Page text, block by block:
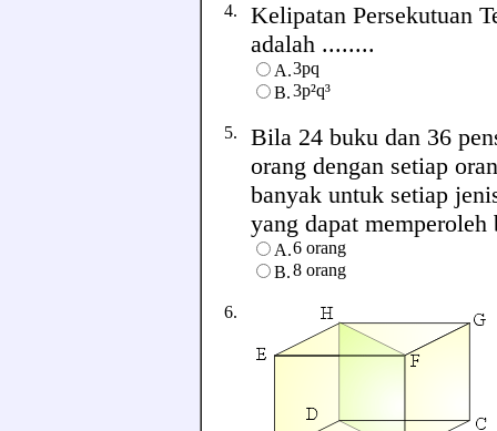
4. Kelipatan Persekutuan
adalah ........
A.3pq
B.3p²q³
5. Bila 24 buku dan 36
orang dengan setiap
banyak untuk setiap
yang dapat
A.6 orang
B.8 orang
6.